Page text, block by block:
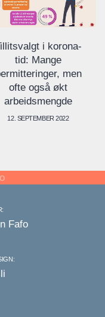
i korona-
tid: Mange
men
ofte også økt
arbeidsmengde
12. SEPTEMBER 2022
Fafo